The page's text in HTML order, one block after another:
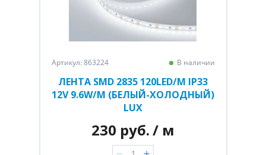
Артикул: 863224 В наличии
ЛЕНТА SMD 2835 120LED/M IP33
12V 9.6W/M (БЕЛЫЙ-ХОЛОДНЫЙ)
LUX
230 руб./ м